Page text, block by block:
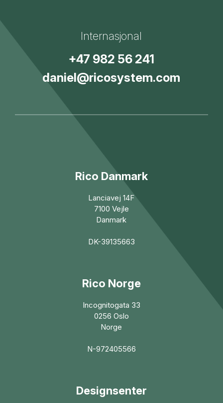
Internasjonal
+47 982 56 241
daniel@ricosystem.com
Rico Danmark
Lanciavej 14F
7100 Vejle
Danmark
DK-39135663
Rico Norge
Incognitogata 33
0256 Oslo
Norge
N-972405566
Designsenter